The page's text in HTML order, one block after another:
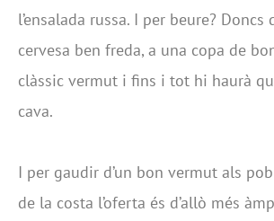
l’ensalada russa. I per beure? Doncs
cervesa ben freda, a una copa de
clàssic vermut i fins i tot hi haurà
cava.
I per gaudir d’un bon vermut als
de la costa l’oferta és d’allò més